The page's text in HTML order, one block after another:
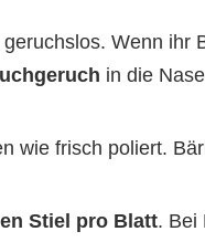
Wenn ihr
in die
wie frisch poliert.
Stiel pro Blatt. Bei